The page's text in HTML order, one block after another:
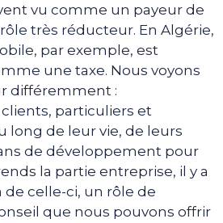
vu comme un payeur de
très réducteur. En Algérie,
par exemple, est
une taxe. Nous voyons
différemment :
particuliers et
long de leur vie, de leurs
de développement pour
la partie entreprise, il y a
de celle-ci, un rôle de
que nous pouvons offrir